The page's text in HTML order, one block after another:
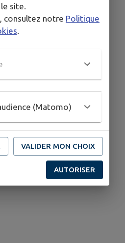
site.
consultez notre Politique
(Matomo)
VALIDER MON CHOIX
AUTORISER